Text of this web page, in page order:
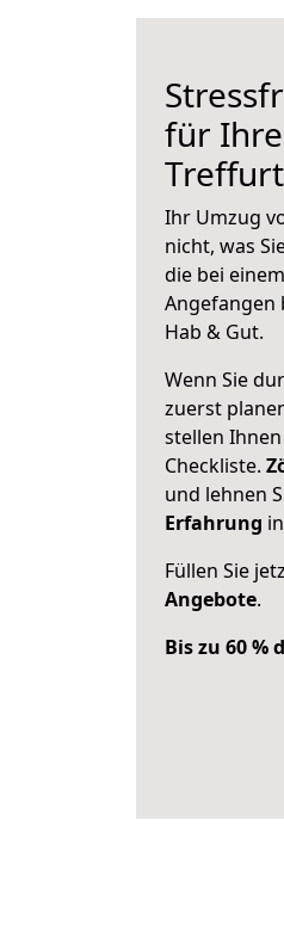
für
Treffurt
Ihr Umzug
nicht, was
die bei
Angefangen
Hab & Gut.
Wenn Sie
zuerst
stellen Ihnen
Checkliste.
und lehnen
Erfahrung
Füllen Sie
Angebote.
Bis zu 60 %